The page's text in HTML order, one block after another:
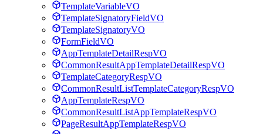
TemplateVariableVO
TemplateSignatoryFieldVO
TemplateSignatoryVO
FormFieldVO
AppTemplateDetailRespVO
CommonResultAppTemplateDetailRespVO
TemplateCategoryRespVO
CommonResultListTemplateCategoryRespVO
AppTemplateRespVO
CommonResultListAppTemplateRespVO
PageResultAppTemplateRespVO